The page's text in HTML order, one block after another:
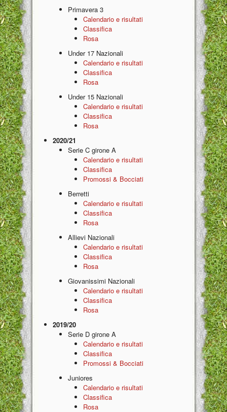
Primavera 3
Calendario e risultati
Classifica
Rosa
Under 17 Nazionali
Calendario e risultati
Classifica
Rosa
Under 15 Nazionali
Calendario e risultati
Classifica
Rosa
2020/21
Serie C girone A
Calendario e risultati
Classifica
Promossi & Bocciati
Berretti
Calendario e risultati
Classifica
Rosa
Allievi Nazionali
Calendario e risultati
Classifica
Rosa
Giovanissimi Nazionali
Calendario e risultati
Classifica
Rosa
2019/20
Serie D girone A
Calendario e risultati
Classifica
Promossi & Bocciati
Juniores
Calendario e risultati
Classifica
Rosa